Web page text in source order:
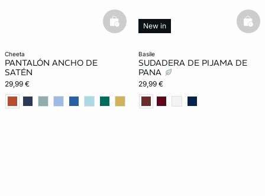
cheeta
PANTALÓN ANCHO DE
SATÉN
29,99 €
basketfull
basile
SUDADERA DE PIJAMA DE
PANA
29,99 €
New in